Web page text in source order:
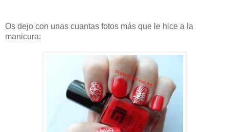
Os dejo con unas cuantas fotos más que le hice a la
manicura: